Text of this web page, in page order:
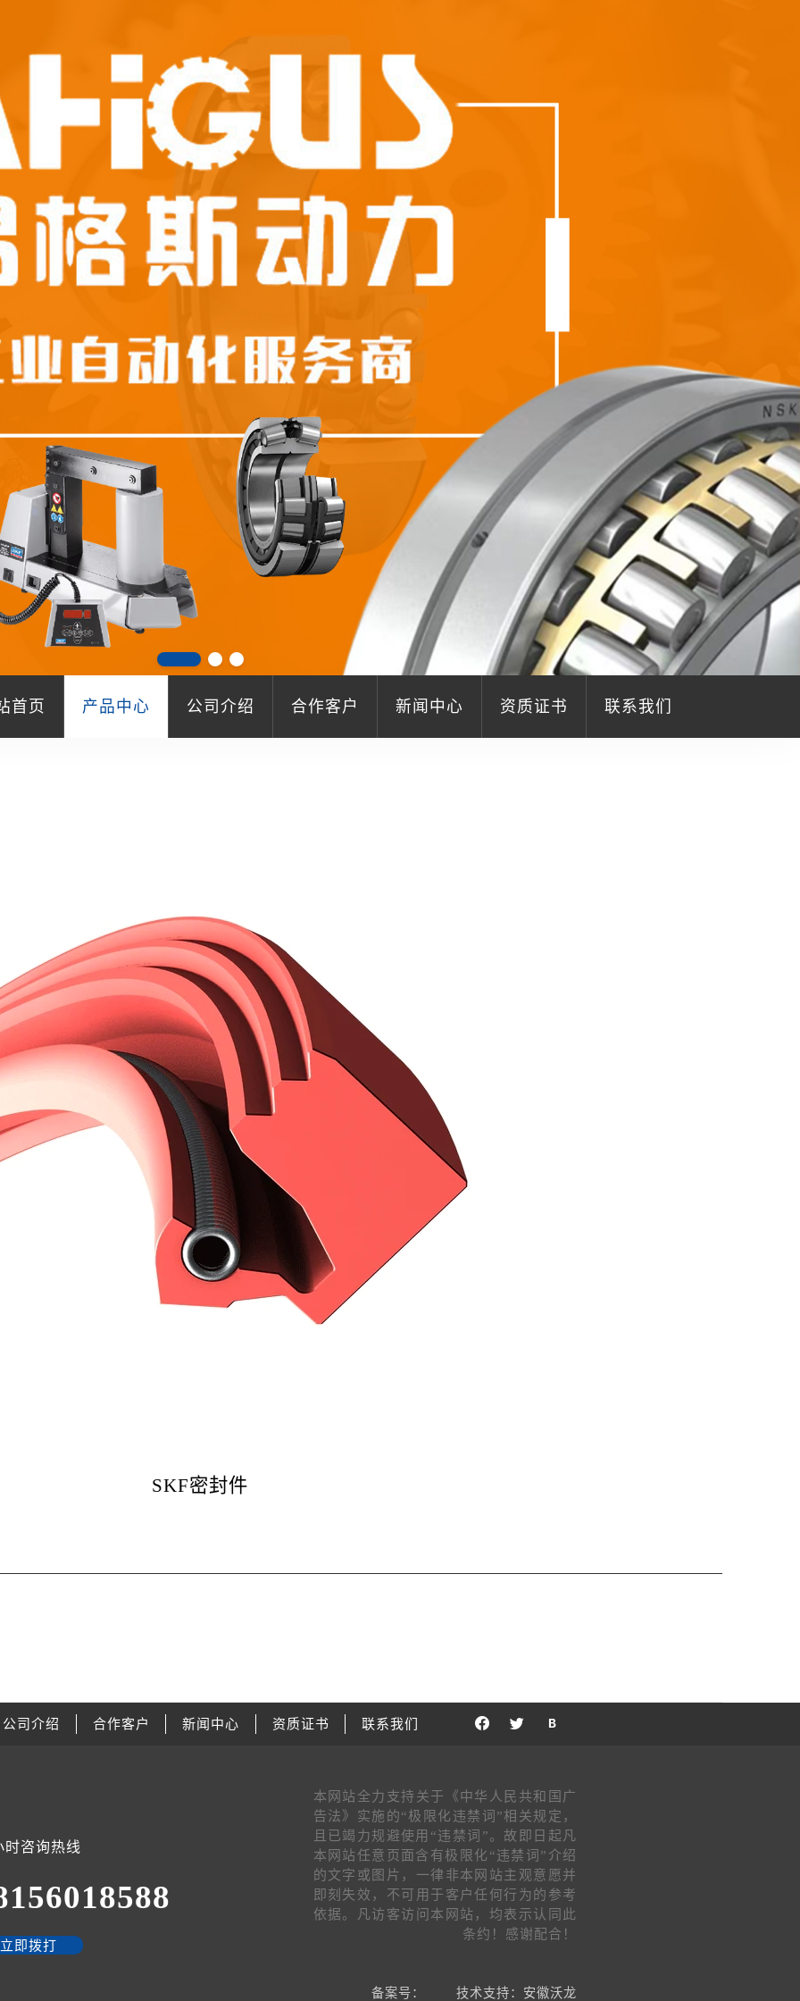
首页 产品中心 公司介绍 合作客户 新闻中心 资质证书 联系我们
SKF密封件
公司介绍 合作客户 新闻中心 资质证书 联系我们
时咨询热线
立即拨打
本网站全力支持关于《中华人民共和国广
告法》实施的“极限化违禁词”相关规定，
且已竭力规避使用“违禁词”。故即日起凡
本网站任意页面含有极限化“违禁词”介绍
的文字或图片，一律非本网站主观意愿并
即刻失效，不可用于客户任何行为的参考
依据。凡访客访问本网站，均表示认同此
条约！感谢配合！
备案号： 技术支持：安徽沃龙